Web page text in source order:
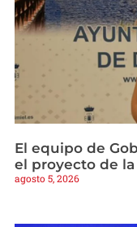
El equipo de
el proyecto de la
agosto 5, 2026